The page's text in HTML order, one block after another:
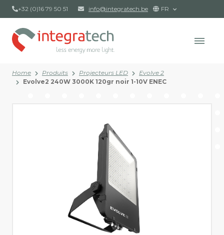
+32 (0)16 79 50 51 info@integratech.be FR
Home Produits Projecteurs LED
Evolve 2
Evolve2 240W 3000K 120gr noir 1-10V ENEC